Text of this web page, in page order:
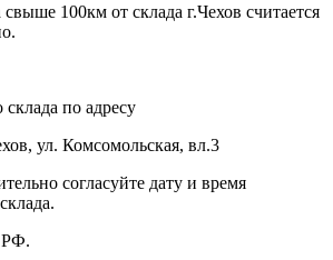
100км от склада г.Чехов считается
по адресу
ул. Комсомольская, вл.3
согласуйте дату и время
РФ.